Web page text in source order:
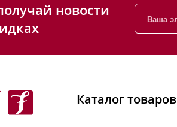
новости
Каталог товаров